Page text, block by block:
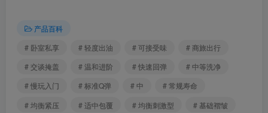
产品百科
# 卧室私享
# 轻度出油 # 可接受味
# 商旅出行
# 交谈掩盖
# 温和进阶 # 快速回弹
# 中等洗净
# 慢玩入门
# 标准Q弹 # 中
# 常规寿命
# 均衡紧压
# 适中包覆 # 均衡刺激型
# 基础褶皱